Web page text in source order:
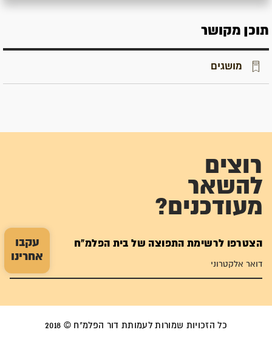
עקבו
אחרינו
תוכן מקושר
מושגים
רוצים
להשאר
מעודכנים?
הצטרפו לרשימת התפוצה של בית הפלמ"ח
כל הזכויות שמורות לעמותת דור הפלמ"ח © 2018